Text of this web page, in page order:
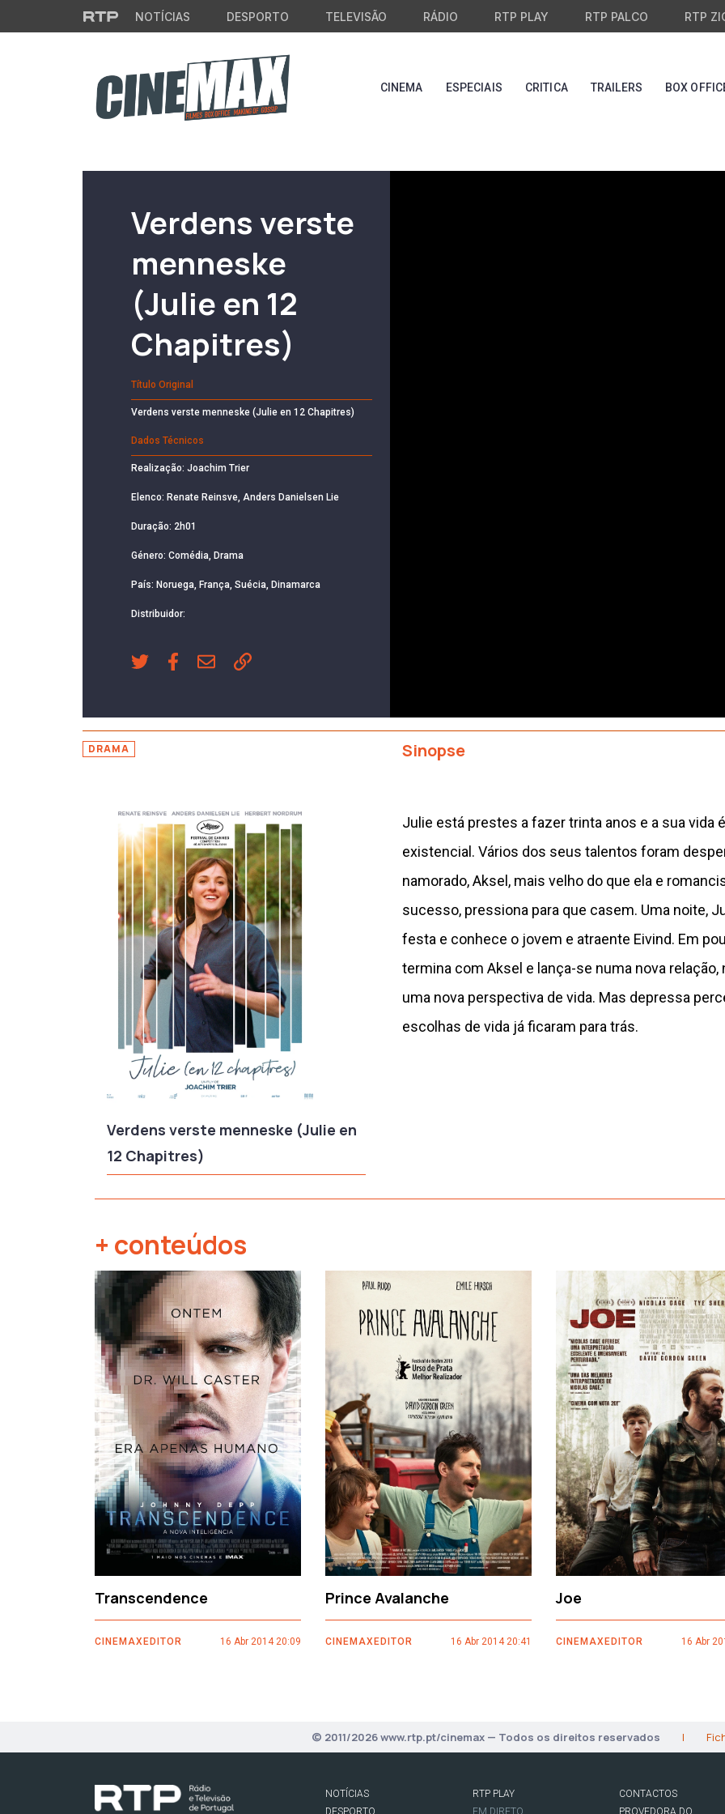
Saltar para o conteúdo principal
NOTÍCIAS DESPORTO TELEVISÃO RÁDIO RTP PLAY RTP PALCO RTP
CINEMA ESPECIAIS CRITICA TRAILERS BOX
Verdens verste
menneske
(Julie en 12
Chapitres)
Título Original
Verdens verste menneske (Julie en 12 Chapitres)
Dados Técnicos
Realização: Joachim Trier
Elenco: Renate Reinsve, Anders Danielsen Lie
Duração: 2h01
Género: Comédia, Drama
País: Noruega, França, Suécia, Dinamarca
Distribuidor:
DRAMA Sinopse
Verdens verste menneske (Julie en
12 Chapitres)
Julie está prestes a fazer trinta anos e a sua vida
existencial. Vários dos seus talentos foram
namorado, Aksel, mais velho do que ela e
sucesso, pressiona para que casem. Uma noite,
festa e conhece o jovem e atraente Eivind. Em
termina com Aksel e lança-se numa nova relação,
uma nova perspectiva de vida. Mas depressa
escolhas de vida já ficaram para trás.
+ conteúdos
Transcendence
CINEMAXEDITOR 16 Abr 2014 20:09
Prince Avalanche
CINEMAXEDITOR 16 Abr 2014 20:41
Joe
CINEMAXEDITOR 16 Abr
‹
© 2011/2026 www.rtp.pt/cinemax — Todos os direitos reservados |
NOTÍCIAS
RTP PLAY
CONTACTOS